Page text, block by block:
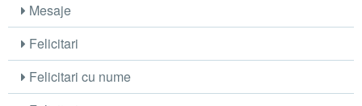
Mesaje
Felicitari
Felicitari cu nume